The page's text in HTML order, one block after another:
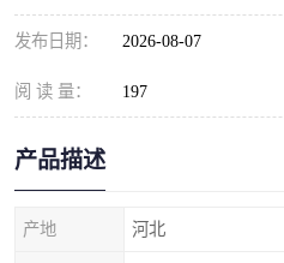
发布日期： 2026-08-07
阅 读 量： 197
产品描述
产地 河北